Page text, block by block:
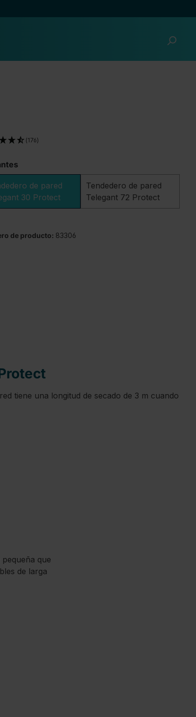
(176)
de pared
30 Protect
Tendedero de pared
Telegant 72 Protect
de producto: 83306
tiene una longitud de secado de 3 m cuando
que
de larga